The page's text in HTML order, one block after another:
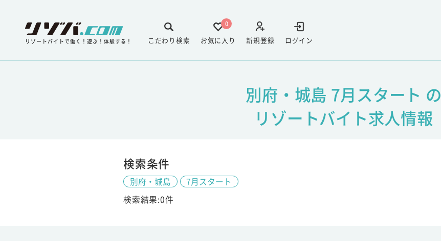
リゾートバイトで働く！遊ぶ！体験する！ ログイン
新規登録
0
お気に入り
こだわり検索
別府・城島 7月スタート の
リゾートバイト求人情報
検索条件
別府・城島
7月スタート
検索結果:0件